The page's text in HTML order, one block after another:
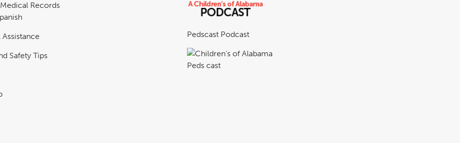
Records
Assistance
Safety Tips
Pedscast Podcast